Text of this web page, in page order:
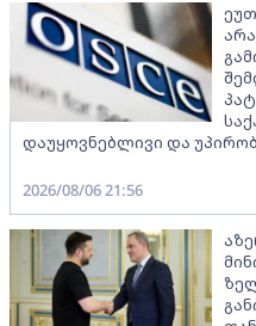
დაუყოვნებლივი და
2026/08/06 21:56